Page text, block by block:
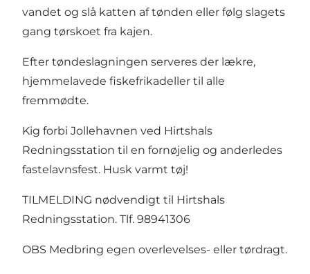
vandet og slå katten af tønden eller følg slagets
gang tørskoet fra kajen.
Efter tøndeslagningen serveres der lækre,
hjemmelavede fiskefrikadeller til alle
fremmødte.
Kig forbi Jollehavnen ved Hirtshals
Redningsstation til en fornøjelig og anderledes
fastelavnsfest. Husk varmt tøj!
TILMELDING nødvendigt til Hirtshals
Redningsstation. Tlf. 98941306
OBS Medbring egen overlevelses- eller tørdragt.